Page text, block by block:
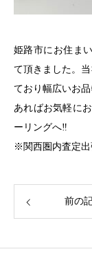
姫路市にお住ま
て頂きました。
ており幅広いお
あればお気軽に
ーリングへ‼︎
※関西圏内査定出
前の